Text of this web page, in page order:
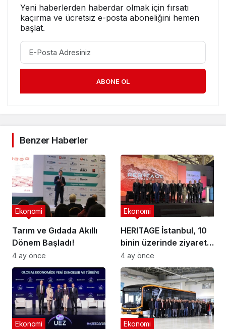
Yeni haberlerden haberdar olmak için fırsatı
kaçırma ve ücretsiz e-posta aboneliğini hemen
başlat.
ABONE OL
Benzer Haberler
Tarım ve Gıdada Akıllı
Dönem Başladı!
Ekonomi
4 ay önce
HERITAGE İstanbul, 10
binin üzerinde ziyaretçi
ağırladı
Ekonomi
4 ay önce
Ekonomi Ekonomi